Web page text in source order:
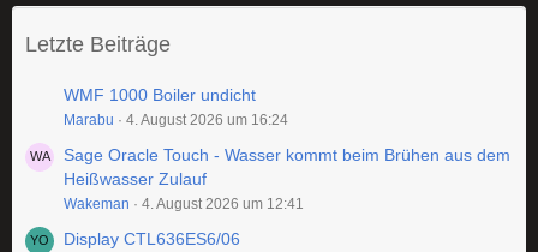
Letzte Beiträge
WMF 1000 Boiler undicht
Marabu 4. August 2026 um 16:24
Sage Oracle Touch - Wasser kommt beim Brühen aus dem
Heißwasser Zulauf
Wakeman 4. August 2026 um 12:41
Display CTL636ES6/06